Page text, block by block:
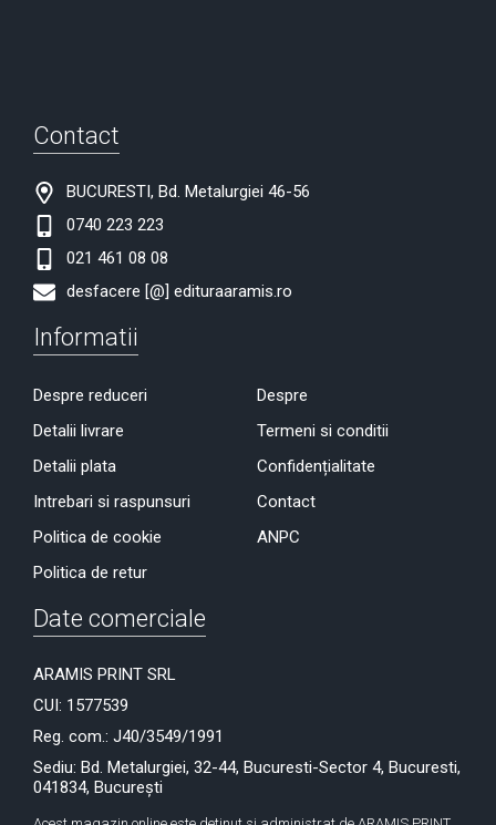
Contact
BUCURESTI, Bd. Metalurgiei 46-56
0740 223 223
021 461 08 08
desfacere [@] edituraaramis.ro
Informatii
Despre reduceri
Detalii livrare
Detalii plata
Intrebari si raspunsuri
Politica de cookie
Politica de retur
Despre
Termeni si conditii
Confidențialitate
Contact
ANPC
Date comerciale
ARAMIS PRINT SRL
CUI: 1577539
Reg. com.: J40/3549/1991
Sediu: Bd. Metalurgiei, 32-44, Bucuresti-Sector 4, Bucuresti,
041834, București